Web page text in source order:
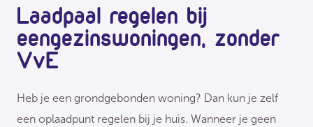
Laadpaal regelen bij
eengezinswoningen, zonder
VvE
Heb je een grondgebonden woning? Dan kun je zelf
een oplaadpunt regelen bij je huis. Wanneer je geen